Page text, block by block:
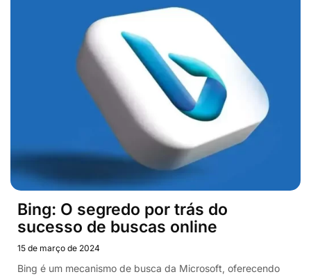
Bing: O segredo por trás do
sucesso de buscas online
15 de março de 2024
Bing é um mecanismo de busca da Microsoft, oferecendo